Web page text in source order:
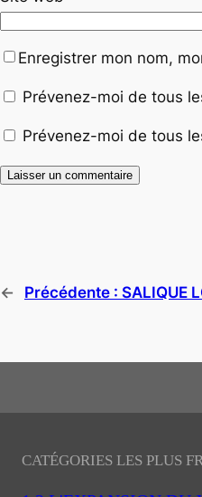
Enregistrer mon nom,
Prévenez-moi de tous
Prévenez-moi de tous
← Précédente : SALIQUE
CATÉGORIES LES PLUS